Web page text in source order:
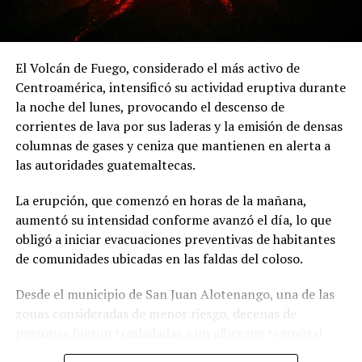
Por su parte, Hernández estimó que por cada punto
porcentual del PIB que el Estado deja de recaudar se
pierden aproximadamente 900 millones de dólares en
ingresos fiscales. Bajo esa estimación, la reducción de
cerca de cinco puntos porcentuales en la capacidad
recaudatoria durante los últimos 15 años representaría
pérdidas cercanas a 4,500 millones de dólares anuales
para las finanzas públicas.
Suprema.
ADVERTISEMENT
El jurista también informó que la organización solicitó a
la Comisión Interamericana de Derechos Humanos
(CIDH) la adopción de medidas cautelares en favor de las
comunidades que serían desplazadas por la
construcción del embalse.
El decreto ejecutivo, vigente desde el 21 de julio,
prohíbe desde el 30 de julio nuevas inhumaciones en el
El Volcán de Fuego, considerado el más activo de
Centroamérica, intensificó su actividad eruptiva durante
la noche del lunes, provocando el descenso de
corrientes de lava por sus laderas y la emisión de densas
columnas de gases y ceniza que mantienen en alerta a
las autoridades guatemaltecas.
La erupción, que comenzó en horas de la mañana,
aumentó su intensidad conforme avanzó el día, lo que
obligó a iniciar evacuaciones preventivas de habitantes
de comunidades ubicadas en las faldas del coloso.
Desde el municipio de San Juan Alotenango, una de las
zonas consideradas de menor riesgo, decenas de
instalado en el salón comunal, donde se habilitaron